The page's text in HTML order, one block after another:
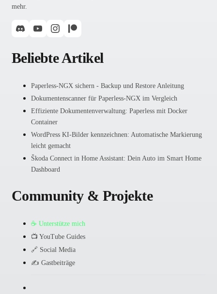
mehr.
Beliebte Artikel
Paperless-NGX sichern - Backup und Restore Anleitung
Dokumentenscanner für Paperless-NGX im Vergleich
Effiziente Dokumentenverwaltung: Paperless mit Docker
Container
WordPress KI-Bilder kennzeichnen: Automatische Markierung
leicht gemacht
Škoda Connect in Home Assistant: Dein Auto im Smart Home
Dashboard
Community & Projekte
☕ Unterstütze mich
📺 YouTube Guides
🔗 Social Media
✍️ Gastbeiträge